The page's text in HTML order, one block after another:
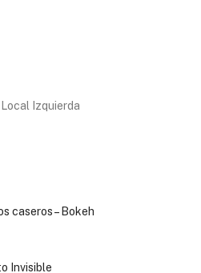
Izquierda
caseros – Bokeh
Invisible